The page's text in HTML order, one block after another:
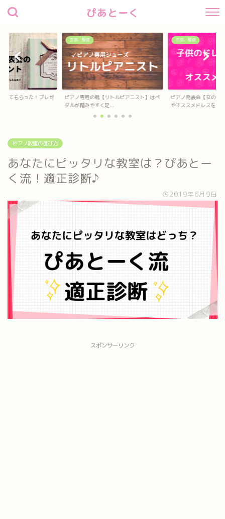
ぴあとーく
してもらった！プレゼ
衣装、服装
ピアノ専用の靴【リトルピアニスト】はペ
ダルが踏みやすく足...
衣装、服装
ピアノ発表会【女の子
やオススメドレスを...
ピアノ教室の選び方
あなたにピッタリな教室は？ぴあとー
く流！適正診断♪
2019年6月9日
スポンサーリンク